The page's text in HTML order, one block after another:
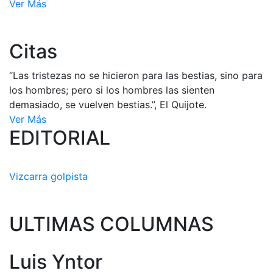
Ver Más
Citas
“Las tristezas no se hicieron para las bestias, sino para
los hombres; pero si los hombres las sienten
demasiado, se vuelven bestias.”, El Quijote.
Ver Más
EDITORIAL
Vizcarra golpista
ULTIMAS COLUMNAS
Luis Yntor